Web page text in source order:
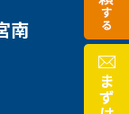
南